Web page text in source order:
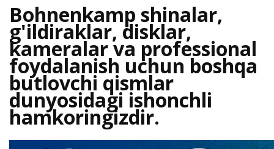
Bohnenkamp shinalar,
g'ildiraklar, disklar,
kameralar va professional
foydalanish uchun boshqa
butlovchi qismlar
dunyosidagi ishonchli
hamkoringizdir.